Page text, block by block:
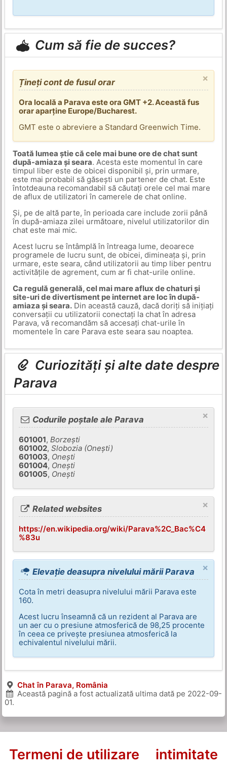
Cum să fie de succes?
×
Țineți cont de fusul orar
Ora locală a Parava este ora GMT +2. Această fus
orar aparține Europe/Bucharest.
GMT este o abreviere a Standard Greenwich Time.
Toată lumea știe că cele mai bune ore de chat sunt
după-amiaza și seara. Acesta este momentul în care
timpul liber este de obicei disponibil și, prin urmare,
este mai probabil să găsești un partener de chat. Este
întotdeauna recomandabil să căutați orele cel mai mare
de aflux de utilizatori în camerele de chat online.
Și, pe de altă parte, în perioada care include zorii până
în după-amiaza zilei următoare, nivelul utilizatorilor din
chat este mai mic.
Acest lucru se întâmplă în întreaga lume, deoarece
programele de lucru sunt, de obicei, dimineața și, prin
urmare, este seara, când utilizatorii au timp liber pentru
activitățile de agrement, cum ar fi chat-urile online.
Ca regulă generală, cel mai mare aflux de chaturi și
site-uri de divertisment pe internet are loc în după-
amiaza și seara.Din această cauză, dacă doriți să inițiați
conversații cu utilizatorii conectați la chat în adresa
Parava, vă recomandăm să accesați chat-urile în
momentele în care Parava este seara sau noaptea.
Curiozități și alte date despre
Parava
×
Codurile poștale ale Parava
601001,Borzeşti
601002,Slobozia (Oneşti)
601003, Oneşti
601004, Oneşti
601005, Oneşti
×
Related websites
https://en.wikipedia.org/wiki/Parava%2C_Bac%C4
%83u
×
Elevație deasupra nivelului mării Parava
Cota în metri deasupra nivelului mării Parava este
160.
Acest lucru înseamnă că un rezident al Parava are
un aer cu o presiune atmosferică de 98,25 procente
în ceea ce privește presiunea atmosferică la
echivalentul nivelului mării.
Chat în Parava, România
Această pagină a fost actualizată ultima dată pe 2022-09-
01.
Termeni de utilizare
intimitate